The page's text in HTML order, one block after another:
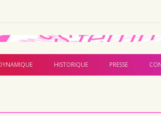
Aller au
HISTORIQUE PRESSE